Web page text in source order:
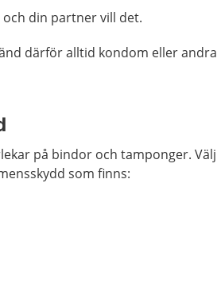
din partner vill det.
därför alltid kondom eller andra
på bindor och tamponger. Välj
som finns: